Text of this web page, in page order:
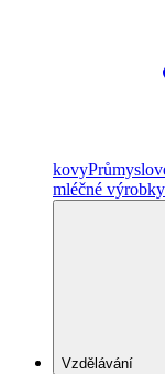
kovy
mléčné výrobky
Vzdělávání